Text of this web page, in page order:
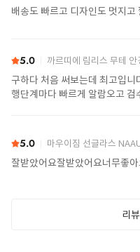
배송도 빠르고 디자인도 멋지
5.0 까르띠에 림리스 무테 안경
구하다 처음 써보는데 최고입니
행단계마다 빠르게 알람오고
5.0 마우이짐 선글라스
잘받았어요잘받았어요너무좋
리